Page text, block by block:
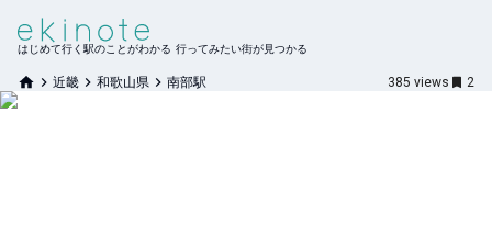
はじめて行く駅のことがわかる 行ってみたい街が見つかる
近畿 和歌山県 南部駅 385 views 2